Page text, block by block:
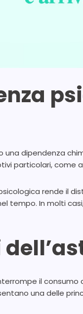
una dipendenza
particolari, come
rende il
tempo. In molti
il
una delle